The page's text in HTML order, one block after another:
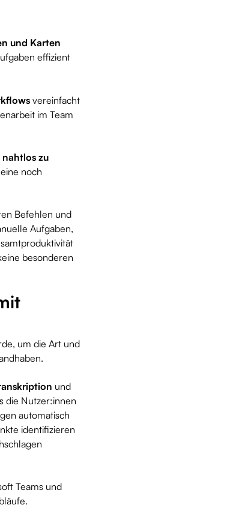
und Karten
effizient
vereinfacht
im Team
nahtlos zu
noch
Befehlen und
Aufgaben,
besonderen
um die Art und
und
die Nutzer:innen
automatisch
identifizieren
Teams und